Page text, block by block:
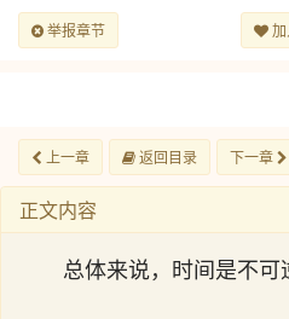
举报章节 加
上一章 返回目录 下一章
正文内容
总体来说，时间是不可